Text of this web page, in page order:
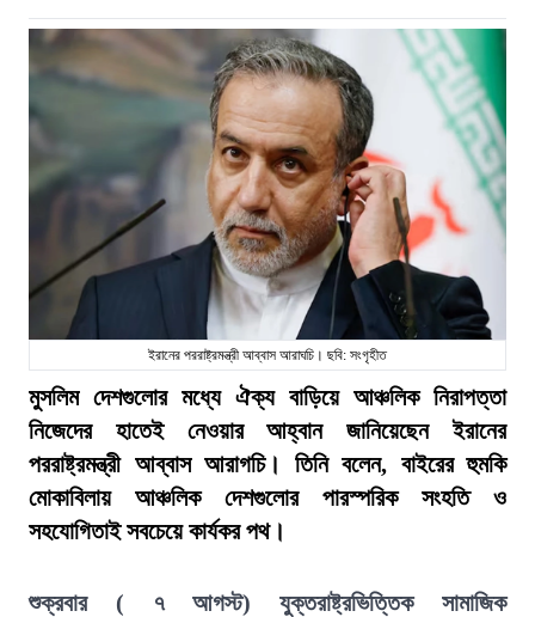
ইরানের পররাষ্ট্রমন্ত্রী আব্বাস আরাঘচি। ছবি: সংগৃহীত
মুসলিম দেশগুলোর মধ্যে ঐক্য বাড়িয়ে আঞ্চলিক নিরাপত্তা
নিজেদের হাতেই নেওয়ার আহ্বান জানিয়েছেন ইরানের
পররাষ্ট্রমন্ত্রী আব্বাস আরাগচি। তিনি বলেন, বাইরের হুমকি
মোকাবিলায় আঞ্চলিক দেশগুলোর পারস্পরিক সংহতি ও
সহযোগিতাই সবচেয়ে কার্যকর পথ।
শুক্রবার ( ৭ আগস্ট) যুক্তরাষ্ট্রভিত্তিক সামাজিক